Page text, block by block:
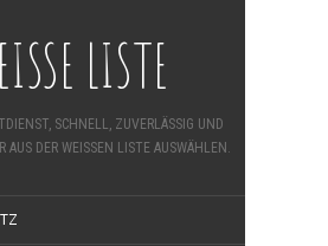
LISTE
SCHNELL, ZUVERLÄSSIG UND
AUS DER WEISSEN LISTE AUSWÄHLEN.